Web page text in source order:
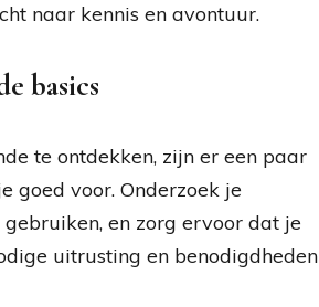
naar kennis en avontuur.
basics
te ontdekken, zijn er een paar
goed voor. Onderzoek je
en zorg ervoor dat je
uitrusting en benodigdheden